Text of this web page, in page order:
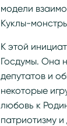
модели
Куклы-
К этой
Госдумы. Она
депутатов и
некоторые
любовь к
патриотизму и